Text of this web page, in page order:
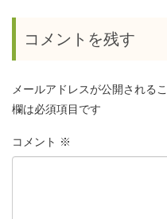
コメントを残す
メールアドレスが公開される
欄は必須項目です
コメント ※